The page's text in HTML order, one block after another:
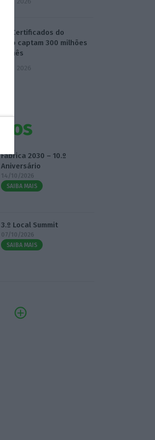
Certificados do
captam 300 milhões
mês
2026
Fábrica 2030 – 10.º
Aniversário
14/10/2026
SAIBA MAIS
3.º Local Summit
07/10/2026
SAIBA MAIS